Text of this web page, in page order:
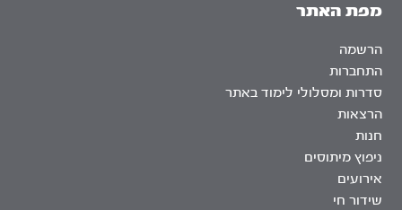
מפת האתר
הרשמה
התחברות
סדרות ומסלולי לימוד באתר
הרצאות
חנות
ניפוץ מיתוסים
אירועים
שידור חי